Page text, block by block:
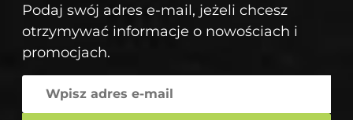
Podaj swój adres e-mail, jeżeli chcesz
otrzymywać informacje o nowościach i
promocjach.